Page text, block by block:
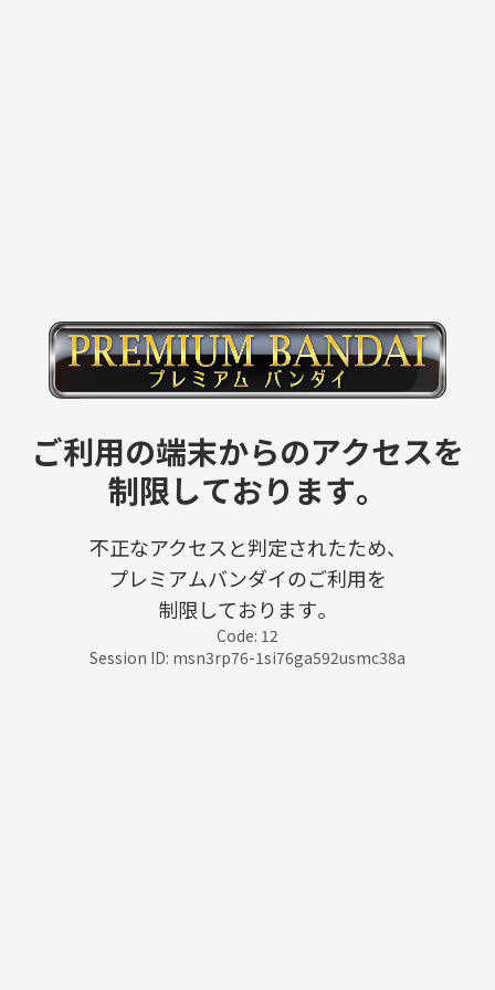
ご利用の端末からのアクセスを
制限しております。
不正なアクセスと判定されたため、
プレミアムバンダイのご利用を
制限しております。
Code: 12
Session ID: msn3rp76-1si76ga592usmc38a